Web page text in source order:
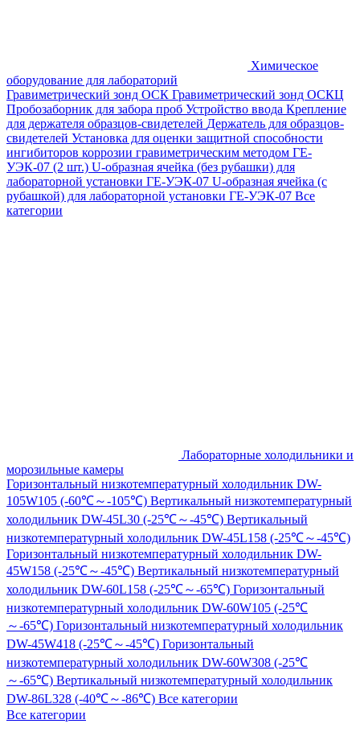
Химическое
оборудование для лабораторий
Гравиметрический зонд ОСК Гравиметрический зонд ОСКЦ
Пробозаборник для забора проб Устройство ввода Крепление
для держателя образцов-свидетелей Держатель для образцов-
свидетелей Установка для оценки защитной способности
ингибиторов коррозии гравиметрическим методом ГЕ-
УЭК-07 (2 шт.) U-образная ячейка (без рубашки) для
лабораторной установки ГЕ-УЭК-07 U-образная ячейка (с
рубашкой) для лабораторной установки ГЕ-УЭК-07 Все
категории
Лабораторные холодильники и
морозильные камеры
Горизонтальный низкотемпературный холодильник DW-
105W105 (-60℃～-105℃) Вертикальный низкотемпературный
холодильник DW-45L30 (-25℃～-45℃) Вертикальный
низкотемпературный холодильник DW-45L158 (-25℃～-45℃)
Горизонтальный низкотемпературный холодильник DW-
45W158 (-25℃～-45℃) Вертикальный низкотемпературный
холодильник DW-60L158 (-25℃～-65℃) Горизонтальный
низкотемпературный холодильник DW-60W105 (-25℃
～-65℃) Горизонтальный низкотемпературный холодильник
DW-45W418 (-25℃～-45℃) Горизонтальный
низкотемпературный холодильник DW-60W308 (-25℃
～-65℃) Вертикальный низкотемпературный холодильник
DW-86L328 (-40℃～-86℃) Все категории
Все категории